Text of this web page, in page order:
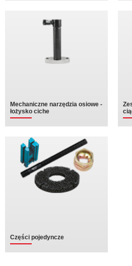
Mechaniczne narzędzia osiowe -
łożysko ciche
Części pojedyncze